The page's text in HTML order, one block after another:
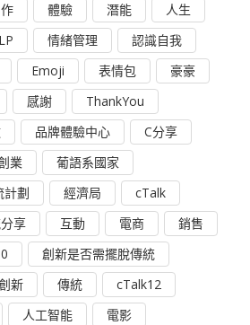
體驗 潛能
人生
情緒管理
認識自我
Emoji 表情包
豪豪
感謝
ThankYou
品牌體驗中心
C分享
業
葡語系國家
計劃
經濟局
cTalk
享 互動 電商
銷售
創新是否需擺脫傳統
新 傳統
cTalk12
人工智能
電影